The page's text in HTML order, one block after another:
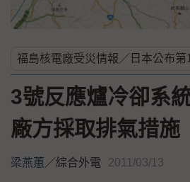
3號反應爐冷卻系
廠方採取排氣措施
梁燕蕙 ／綜合外電 2011/03/13